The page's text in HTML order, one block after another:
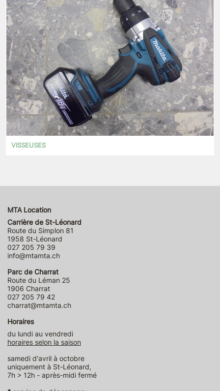
VISSEUSES
MTA Location
Carrière de St-Léonard
Route du Simplon 81
1958 St-Léonard
027 205 79 39
info@mtamta.ch
Parc de Charrat
Route du Léman 25
1906 Charrat
027 205 79 42
charrat@mtamta.ch
Horaires
du lundi au vendredi
horaires selon la saison
samedi d'avril à octobre
uniquement à St-Léonard,
7h > 12h - après-midi fermé